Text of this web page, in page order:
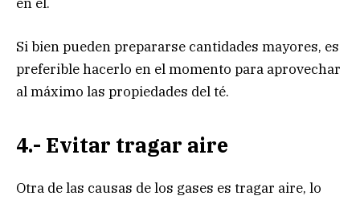
Si bien pueden prepararse cantidades mayores, es
preferible hacerlo en el momento para aprovechar
al máximo las propiedades del té.
4.- Evitar tragar aire
Otra de las causas de los gases es tragar aire, lo